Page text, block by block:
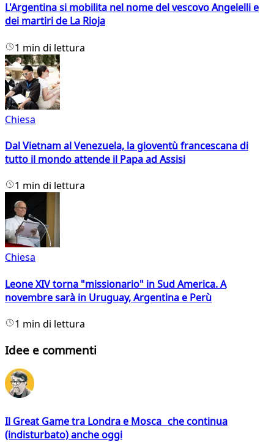
L'Argentina si mobilita nel nome del vescovo Angelelli e
dei martiri de La Rioja
1 min di lettura
Chiesa
Dal Vietnam al Venezuela, la gioventù francescana di
tutto il mondo attende il Papa ad Assisi
1 min di lettura
Chiesa
Leone XIV torna "missionario" in Sud America. A
novembre sarà in Uruguay, Argentina e Perù
1 min di lettura
Idee e commenti
Il Great Game tra Londra e Mosca che continua
(indisturbato) anche oggi